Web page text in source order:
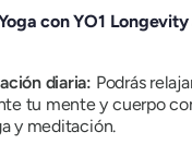
con YO1
diaria: Podrás
tu mente y cuerpo
y meditación.